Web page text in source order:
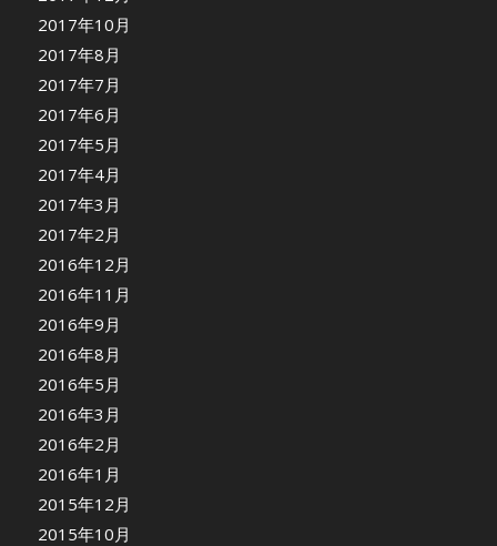
2017年10月
2017年8月
2017年7月
2017年6月
2017年5月
2017年4月
2017年3月
2017年2月
2016年12月
2016年11月
2016年9月
2016年8月
2016年5月
2016年3月
2016年2月
2016年1月
2015年12月
2015年10月